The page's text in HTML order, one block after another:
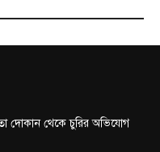
দোকান থেকে চুরির অভিযোগ